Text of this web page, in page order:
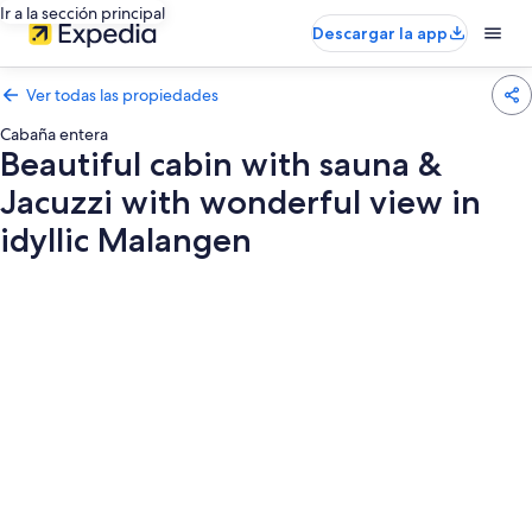
Ir a la sección principal
Descargar la app
Ver todas las propiedades
Cabaña entera
Beautiful cabin with sauna &
Jacuzzi with wonderful view in
idyllic Malangen